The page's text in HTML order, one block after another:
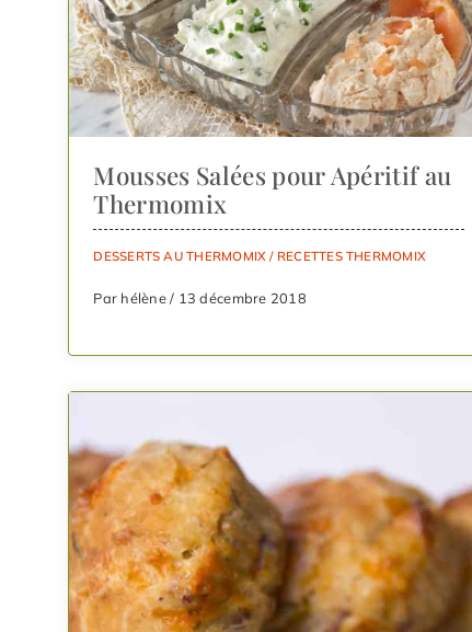
Mousses Salées pour Apéritif au
Thermomix
DESSERTS AU THERMOMIX / RECETTES THERMOMIX
Par hélène / 13 décembre 2018